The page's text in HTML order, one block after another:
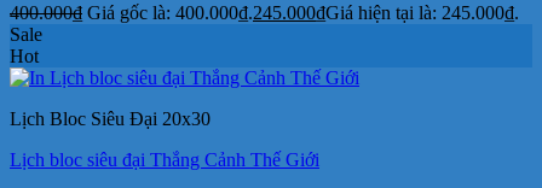
400.000₫ Giá gốc là: 400.000₫.245.000₫Giá hiện tại là: 245.000₫.
Sale
Hot
Lịch Bloc Siêu Đại 20x30
Lịch bloc siêu đại Thắng Cảnh Thế Giới